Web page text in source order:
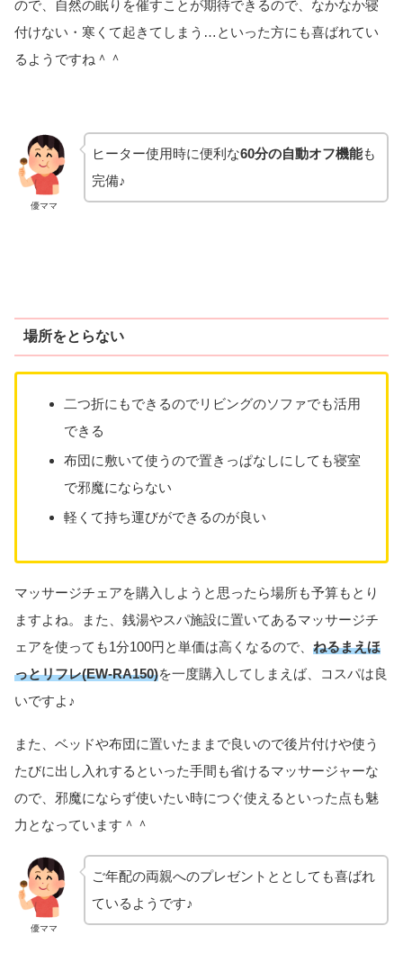
ので、自然の眠りを催すことが期待できるので、なかなか寝
付けない・寒くて起きてしまう…といった方にも喜ばれてい
るようですね＾＾
優ママ
ヒーター使用時に便利な60分の自動オフ機能も
完備♪
場所をとらない
二つ折にもできるのでリビングのソファでも活用
できる
布団に敷いて使うので置きっぱなしにしても寝室
で邪魔にならない
軽くて持ち運びができるのが良い
マッサージチェアを購入しようと思ったら場所も予算もとり
ますよね。また、銭湯やスパ施設に置いてあるマッサージチ
ェアを使っても1分100円と単価は高くなるので、 ねるまえほ
っとリフレ(EW-RA150)を一度購入してしまえば、コスパは良
いですよ♪
また、ベッドや布団に置いたままで良いので後片付けや使う
たびに出し入れするといった手間も省けるマッサージャーな
ので、邪魔にならず使いたい時につぐ使えるといった点も魅
力となっています＾＾
優ママ
ご年配の両親へのプレゼントととしても喜ばれ
ているようです♪